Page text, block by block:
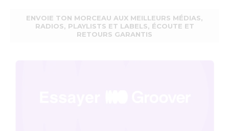
ENVOIE TON MORCEAU AUX MEILLEURS MÉDIAS,
RADIOS, PLAYLISTS ET LABELS, ÉCOUTE ET
RETOURS GARANTIS